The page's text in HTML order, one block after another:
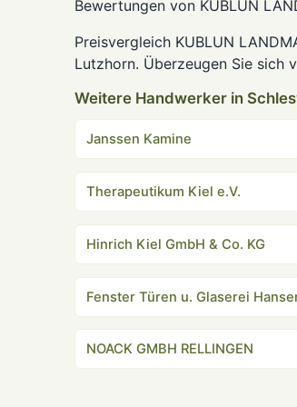
Bewertungen von KUBLUN
Preisvergleich KUBLUN
Lutzhorn. Überzeugen Sie sich
Weitere Handwerker in
Janssen Kamine
Therapeutikum Kiel e.V.
Hinrich Kiel GmbH & Co. KG
Fenster Türen u. Glaserei
NOACK GMBH RELLINGEN